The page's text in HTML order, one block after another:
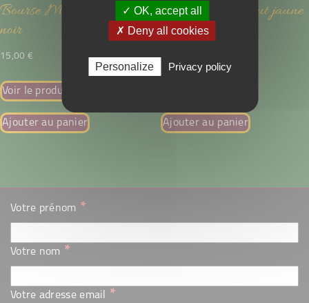
Bourse Moutmout rose et
noir
15,00 €
Voir le produit
Ajouter au panier
Bourse Moutmout jaune
et gris
15,00
Ajouter au panier
Votre prénom *
Votre nom *
Votre adresse email *
✓ OK, accept all
✗ Deny all cookies
Personalize Privacy policy